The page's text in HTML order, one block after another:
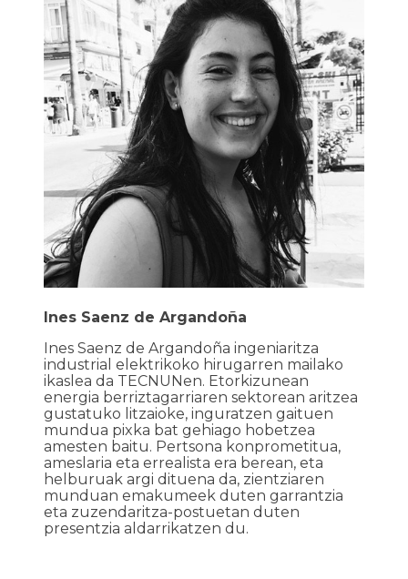
Ines Saenz de Argandoña
Ines Saenz de Argandoña ingeniaritza
industrial elektrikoko hirugarren mailako
ikaslea da TECNUNen. Etorkizunean
energia berriztagarriaren sektorean aritzea
gustatuko litzaioke, inguratzen gaituen
mundua pixka bat gehiago hobetzea
amesten baitu. Pertsona konprometitua,
ameslaria eta errealista era berean, eta
helburuak argi dituena da, zientziaren
munduan emakumeek duten garrantzia
eta zuzendaritza-postuetan duten
presentzia aldarrikatzen du.